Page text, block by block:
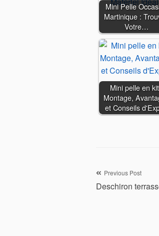
Mini Pelle
Martinique :
Votre…
Mini pelle en
Montage,
et Conseils
Navigation
Previous Post
Deschiron